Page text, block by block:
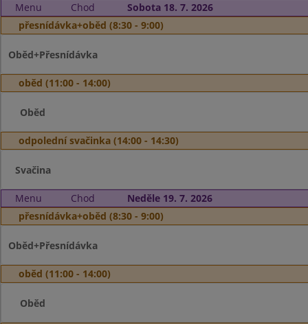
Menu Chod
Sobota 18. 7. 2026
přesnídávka+oběd (8:30 - 9:00)
Oběd+Přesnídávka
oběd (11:00 - 14:00)
Oběd
odpolední svačinka (14:00 - 14:30)
Svačina
Menu Chod
Neděle 19. 7. 2026
přesnídávka+oběd (8:30 - 9:00)
Oběd+Přesnídávka
oběd (11:00 - 14:00)
Oběd